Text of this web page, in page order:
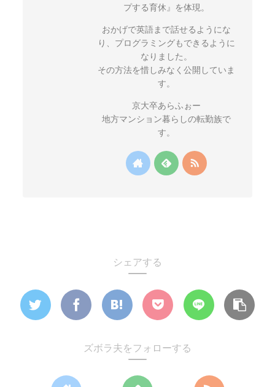
プする育休』を体現。
おかげで英語まで話せるようにな
り、プログラミングもできるように
なりました。
その方法を惜しみなく公開していま
す。
京大卒あらふぉー
地方マンション暮らしの転勤族で
す。
シェアする
ズボラ夫をフォローする